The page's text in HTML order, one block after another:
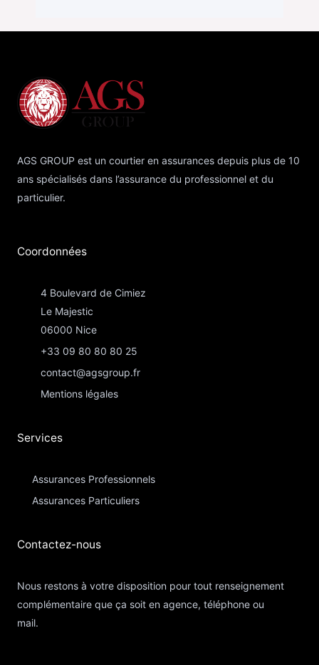
AGS GROUP est un courtier en assurances depuis plus de 10
ans spécialisés dans l’assurance du professionnel et du
particulier.
Coordonnées​
4 Boulevard de Cimiez
Le Majestic
06000 Nice
+33 09 80 80 80 25
contact@agsgroup.fr
Mentions légales
Services
Assurances Professionnels
Assurances Particuliers​
Contactez-nous​
Nous restons à votre disposition pour tout renseignement
complémentaire que ça soit en agence, téléphone ou
mail.